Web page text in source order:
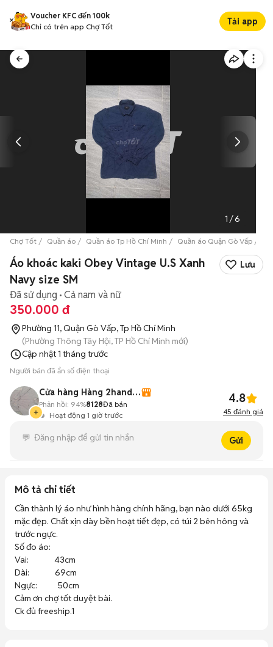
Voucher KFC đến 100k
Chỉ có trên app Chợ Tốt
Tải app
1 /6
Chợ Tốt Quần áo Quần áo Tp Hồ Chí Minh Quần áo Quận Gò Vấp
Áo khoác kaki Obey Vintage U.S Xanh
Navy size SM
Lưu
Đã sử dụng Cả nam và nữ
350.000 đ
Phường 11, Quận Gò Vấp, Tp Hồ Chí Minh
(Phường Thông Tây Hội, TP Hồ Chí Minh mới)
Cập nhật1 tháng trước
Người bán đã ẩn số điện thoại
Cửa hàng Hàng 2handsgood
Hoạt động 1 giờ trước
Phản hồi: 94%8128Đã bán 4.8
45 đánh giá
Gửi
Mô tả chi tiết
Cần thành lý áo như hình hàng chính hãng, bạn nào dưới 65kg
mặc đẹp. Chất xịn dày bền hoạt tiết đẹp, có túi 2 bên hông và
trước ngực.
Số đo áo:
Vai:              43cm
Dài:              69cm
Ngực:           50cm
Cảm ơn chợ tốt duyệt bài.
Ck đủ freeship.1